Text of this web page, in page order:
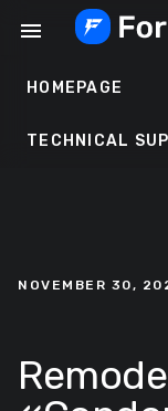
menu
HOMEPAGE
TECHNICAL
NOVEMBER 30,